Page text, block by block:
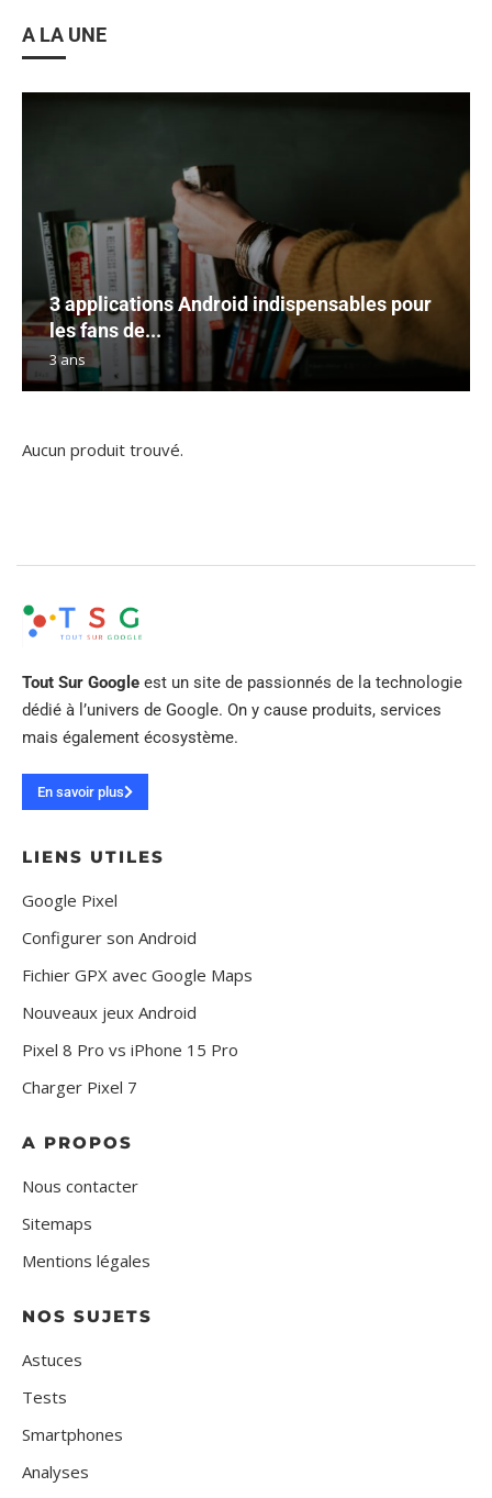
A LA UNE
3 applications Android indispensables pour
les fans de...
3 ans
Aucun produit trouvé.
Tout Sur Google est un site de passionnés de la technologie
dédié à l’univers de Google. On y cause produits, services
mais également écosystème.
En savoir plus
LIENS UTILES
Google Pixel
Configurer son Android
Fichier GPX avec Google Maps
Nouveaux jeux Android
Pixel 8 Pro vs iPhone 15 Pro
Charger Pixel 7
A PROPOS
Nous contacter
Sitemaps
Mentions légales
NOS SUJETS
Astuces
Tests
Smartphones
Analyses